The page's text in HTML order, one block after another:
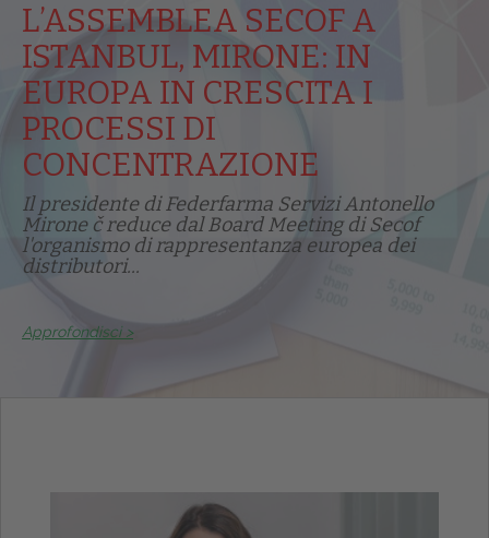
L’ASSEMBLEA SECOF A
ISTANBUL, MIRONE: IN
EUROPA IN CRESCITA I
PROCESSI DI
CONCENTRAZIONE
Il presidente di Federfarma Servizi Antonello
Mirone č reduce dal Board Meeting di Secof
l'organismo di rappresentanza europea dei
distributori...
Approfondisci >